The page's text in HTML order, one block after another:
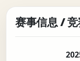
赛事信息 /